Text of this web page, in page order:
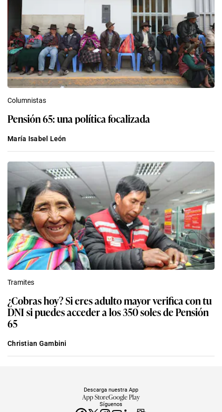
Columnistas
Pensión 65: una política focalizada
María Isabel León
Tramites
¿Cobras hoy? Si eres adulto mayor verifica con tu
DNI si puedes acceder a los 350 soles de Pensión
65
Christian Gambini
Síguenos
Descarga nuestra App
App StoreGoogle Play